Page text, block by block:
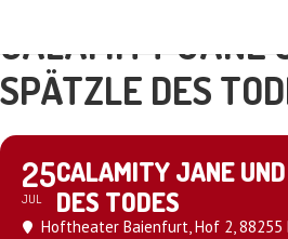
CALAMITY JANE
SPÄTZLE DES
25
JUL
CALAMITY JANE
DES TODES
Hoftheater Baienfurt, Hof 2,